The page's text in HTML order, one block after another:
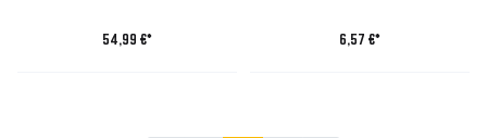
54,99 €* 6,57 €*